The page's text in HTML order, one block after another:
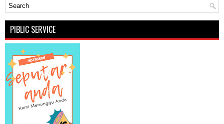
PIBLIC SERVICE